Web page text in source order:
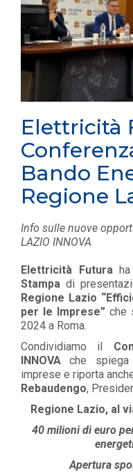
Elettricità
Bando
Regione
Info sulle nuove
LAZIO INNOVA
Elettricità Futuraha
Stampa di
Regione Lazio
per le Imprese” che
2024 a Roma.
Condividiamo il
INNOVA che
imprese e riporta
Rebaudengo,
Regione Lazio, al
40 milioni di euro
Apertura